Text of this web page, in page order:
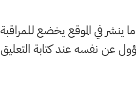
في الموقع يخضع للمراقبة
عن نفسه عند كتابة التعليق